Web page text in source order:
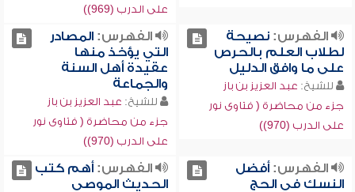
على الدرب (969))
الفهرس:نصيحة
لطلاب العلم بالحرص
على ما وافق الدليل
للشيخ: عبد العزيز بن باز
جزء من محاضرة ( فتاوى نور
على الدرب (970))
الفهرس:المصادر
التي يؤخذ منها
عقيدة أهل السنة
والجماعة
للشيخ: عبد العزيز بن باز
جزء من محاضرة ( فتاوى نور
على الدرب (970))
الفهرس:أفضل
النسك في الحج
الفهرس:أهم كتب
الحديث الموصى